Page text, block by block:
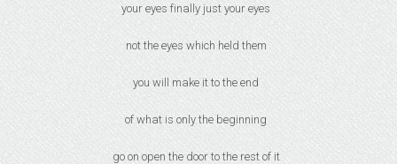
your eyes finally just your eyes
not the eyes which held them
you will make it to the end
of what is only the beginning
go on open the door to the rest of it